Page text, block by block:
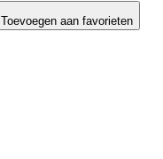
Toevoegen aan favorieten